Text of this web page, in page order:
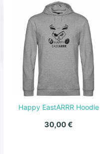
Happy EastARRR Hoodie
30,00€